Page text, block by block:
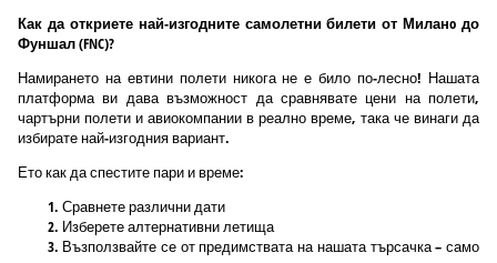
Как да откриете най-изгодните самолетни билети от Миланo до
Фуншал (FNC)?
Намирането на евтини полети никога не е било по-лесно! Нашата
платформа ви дава възможност да сравнявате цени на полети,
чартърни полети и авиокомпании в реално време, така че винаги да
избирате най-изгодния вариант.
Ето как да спестите пари и време:
Сравнете различни дати
Изберете алтернативни летища
Възползвайте се от предимствата на нашата търсачка – само